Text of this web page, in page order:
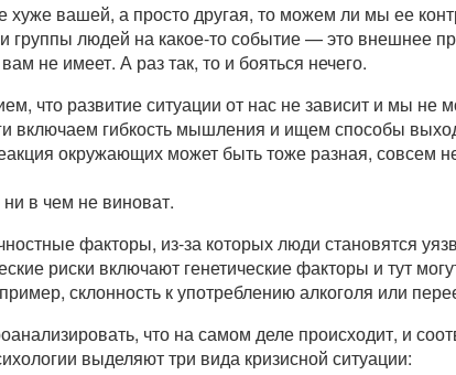
вашей, а просто другая, то можем ли мы ее
группы людей на какое-то событие — это внешнее
не имеет. А раз так, то и бояться нечего.
что развитие ситуации от нас не зависит и мы не
включаем гибкость мышления и ищем способы
окружающих может быть тоже разная, совсем
в чем не виноват.
факторы, из-за которых люди становятся
риски включают генетические факторы и тут
склонность к употреблению алкоголя или
что на самом деле происходит, и
выделяют три вида кризисной ситуации: